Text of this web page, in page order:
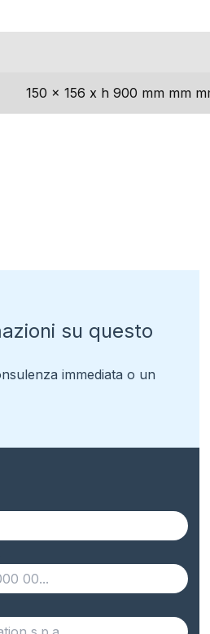
150 x 156 x h 900 mm mm
su questo
immediata o un